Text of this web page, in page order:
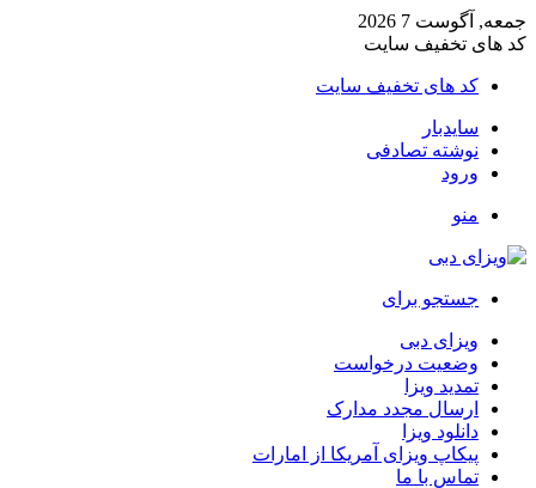
جمعه, آگوست 7 2026
کد های تخفیف سایت
کد های تخفیف سایت
سایدبار
نوشته تصادفی
ورود
منو
جستجو برای
ویزای دبی
وضعیت درخواست
تمدید ویزا
ارسال مجدد مدارک
دانلود ویزا
پیکاپ ویزای آمریکا از امارات
تماس با ما